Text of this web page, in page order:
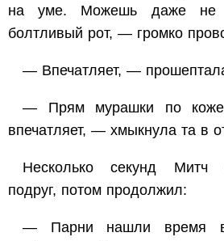
на уме. Можешь даже не
болтливый рот, — громко
— Впечатляет, —
— Прям мурашки по
впечатляет, — хмыкнула та в
Несколько секунд Митч
подруг, потом продолжил:
— Парни нашли время